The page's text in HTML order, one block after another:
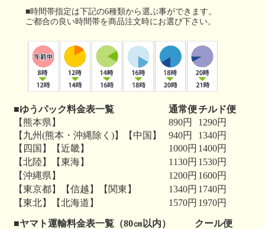
■時間帯指定は下記の6種類から選ぶ事ができます。
ご都合の良い時間帯を商品注文時にお選び下さい。
■ゆうパック料金表一覧 通常便チルド便
【熊本県】
890円
1290円
【九州(熊本・沖縄除く)】【中国】
940円
1340円
【四国】【近畿】
1000円 1400円
【北陸】【東海】
1130円 1530円
【沖縄県】
1200円 1600円
【東京都】【信越】【関東】
1340円 1740円
【東北】【北海道】
1570円 1970円
■ヤマト運輸料金表一覧（80㎝以内）
クール便